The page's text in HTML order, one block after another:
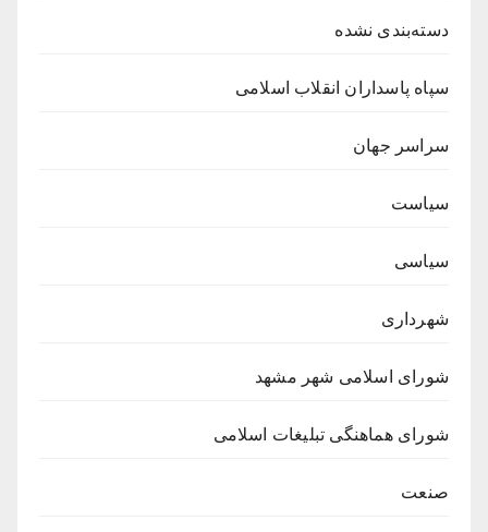
دسته‌بندی نشده
سپاه پاسداران انقلاب اسلامی
سراسر جهان
سیاست
سیاسی
شهرداری
شورای اسلامی شهر مشهد
شورای هماهنگی تبلیغات اسلامی
صنعت